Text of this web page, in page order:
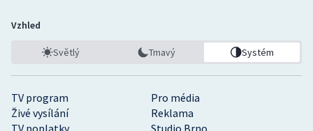
TV program
Pro média
Živé vysílání
Reklama
Vzhled
Světlý Tmavý Systém